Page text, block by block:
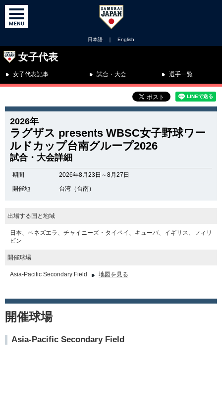
日本語 ｜ English
女子代表
女子代表記事 試合・大会 選手一覧
2026年
ラグザス presents WBSC女子野球ワー
ルドカップ台南グループ2026
試合・大会詳細
期間
2026年8月23日～8月27日
開催地
台湾（台南）
出場する国と地域
日本、ベネズエラ、チャイニーズ・タイペイ、キューバ、イギリス、フィリ
ピン
開催球場
Asia-Pacific Secondary Field 地図を見る
開催球場
Asia-Pacific Secondary Field